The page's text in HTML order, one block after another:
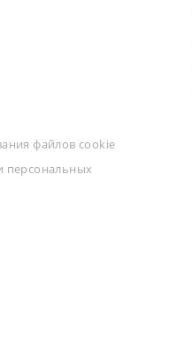
файлов cookie
персональных